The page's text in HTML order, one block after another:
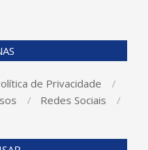
de Privacidade
Redes Sociais